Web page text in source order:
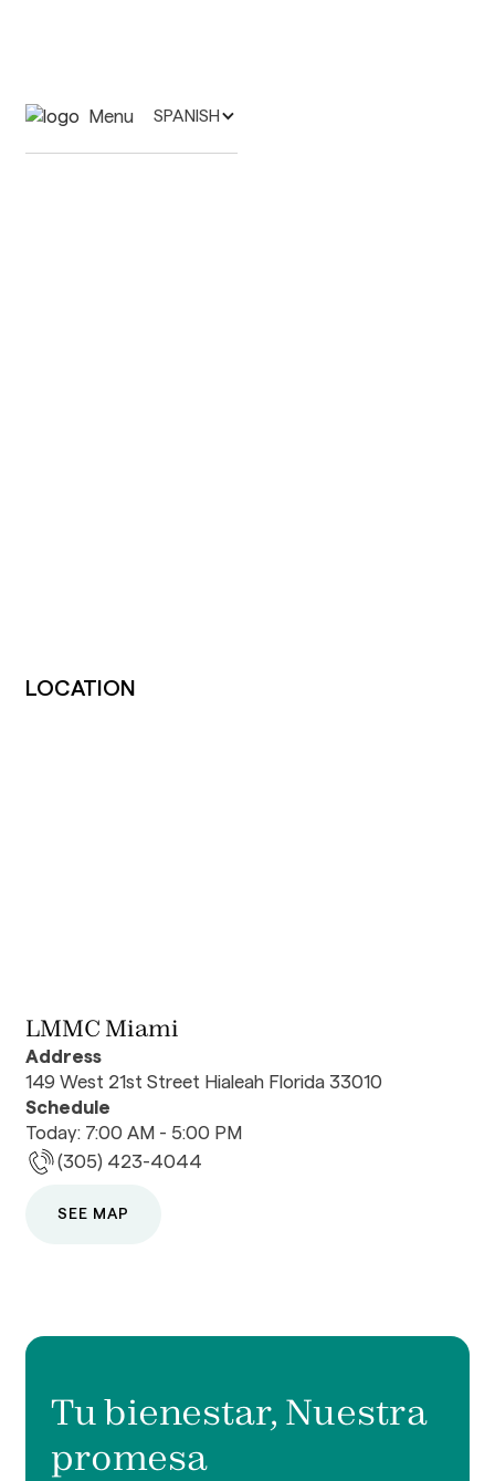
Menu SPANISH
LOCATION
LMMC Miami
Address
149 West 21st Street Hialeah Florida 33010
Schedule
Today: 7:00 AM - 5:00 PM
(305) 423-4044
SEE MAP
Tu bienestar, Nuestra
promesa